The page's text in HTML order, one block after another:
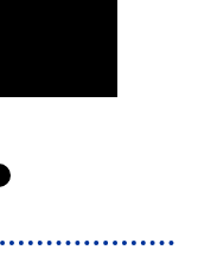
el libre acceso a
Extremadura y